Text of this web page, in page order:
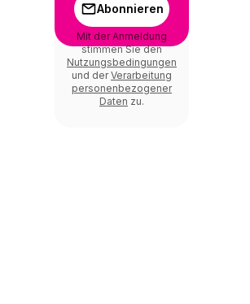
Abonnieren
Mit der Anmeldung
stimmen Sie den
Nutzungsbedingungen
und derVerarbeitung
personenbezogener
Daten zu.